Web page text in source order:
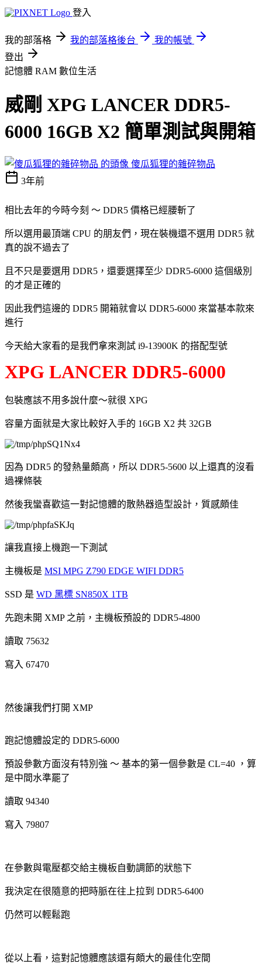
登入
我的部落格 我的部落格後台
我的帳號
登出
記憶體 RAM 數位生活
威剛 XPG LANCER DDR5-
6000 16GB X2 簡單測試與開箱
傻瓜狐狸的雜碎物品
3年前
相比去年的今時今刻 ～ DDR5 價格已經腰斬了
所以選用最頂端 CPU 的朋友們，現在裝機還不選用 DDR5 就
真的說不過去了
且不只是要選用 DDR5，還要選擇至少 DDR5-6000 這個級別
的才是正確的
因此我們這邊的 DDR5 開箱就會以 DDR5-6000 來當基本款來
進行
今天給大家看的是我們拿來測試 i9-13900K 的搭配型號
XPG LANCER DDR5-6000
包裝應該不用多說什麼～就很 XPG
容量方面就是大家比較好入手的 16GB X2 共 32GB
因為 DDR5 的發熱量頗高，所以 DDR5-5600 以上還真的沒看
過裸條裝
然後我蠻喜歡這一對記憶體的散熱器造型設計，質感頗佳
讓我直接上機跑一下測試
主機板是 MSI MPG Z790 EDGE WIFI DDR5
SSD 是 WD 黑標 SN850X 1TB
先跑未開 XMP 之前，主機板預設的 DDR5-4800
讀取 75632
寫入 67470
然後讓我們打開 XMP
跑記憶體設定的 DDR5-6000
預設參數方面沒有特別強 ～ 基本的第一個參數是 CL=40 ，算
是中間水準罷了
讀取 94340
寫入 79807
在參數與電壓都交給主機板自動調節的狀態下
我決定在很隨意的把時脈在往上拉到 DDR5-6400
仍然可以輕鬆跑
從以上看，這對記憶體應該還有頗大的最佳化空間